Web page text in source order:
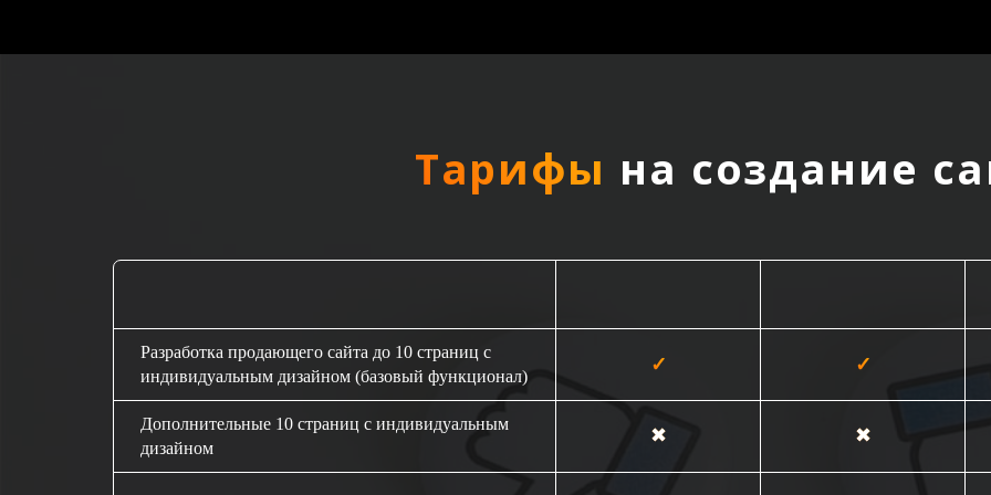
Тарифы на создание
Разработка продающего сайта до 10 страниц с
индивидуальным дизайном (базовый функционал)
✓ ✓
Дополнительные 10 страниц с индивидуальным
дизайном
✖ ✖